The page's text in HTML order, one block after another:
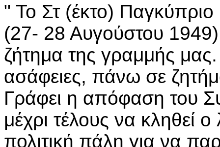
" Το Στ (έκτο)
(27- 28 Αυγούστου 1949)
ζήτημα της γραμμής
ασάφειες, πάνω σε
Γράφει η απόφαση του
μέχρι τέλους να κληθεί
πολιτική πάλη για να